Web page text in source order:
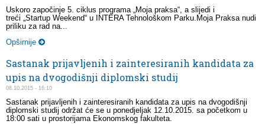
Uskoro započinje 5. ciklus programa „Moja praksa“, a slijedi i
treći „Startup Weekend“ u INTERA Tehnološkom Parku.Moja Praksa nudi
priliku za rad na...
Opširnije
Sastanak prijavljenih i zainteresiranih kandidata za
upis na dvogodišnji diplomski studij
08.10.2015 - 16:10
Sastanak prijavljenih i zainteresiranih kandidata za upis na dvogodišnji
diplomski studij održat će se u ponedjeljak 12.10.2015. sa početkom u
18:00 sati u prostorijama Ekonomskog fakulteta.